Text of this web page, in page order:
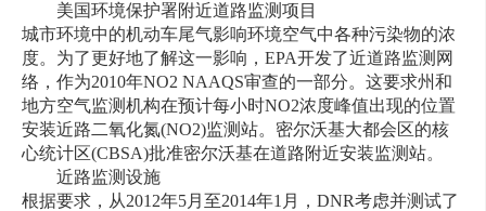
美国环境保护署附近道路监测项目
城市环境中的机动车尾气影响环境空气中各种污染物的浓
度。为了更好地了解这一影响，EPA开发了近道路监测网
络，作为2010年NO2 NAAQS审查的一部分。这要求州和
地方空气监测机构在预计每小时NO2浓度峰值出现的位置
安装近路二氧化氮(NO2)监测站。密尔沃基大都会区的核
心统计区(CBSA)批准密尔沃基在道路附近安装监测站。
近路监测设施
根据要求，从2012年5月至2014年1月，DNR考虑并测试了